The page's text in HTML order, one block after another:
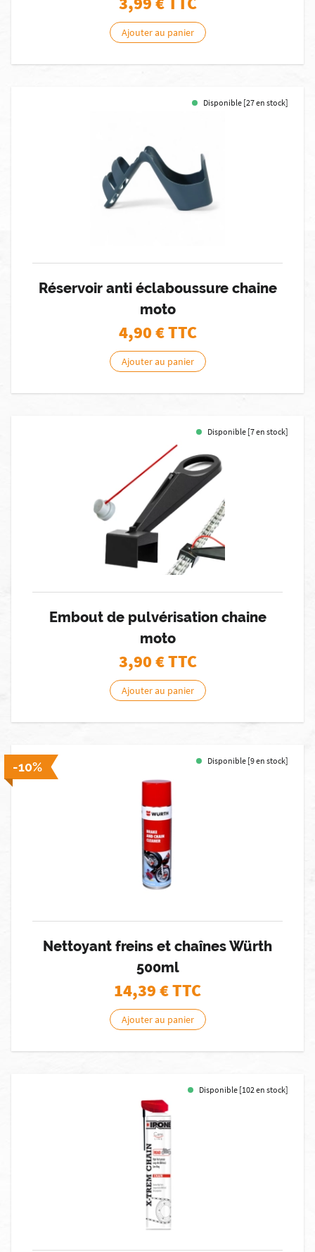
Ajouter au panier
Disponible [27 en stock]
Réservoir anti éclaboussure chaine
moto
4,90€ TTC
Ajouter au panier
Disponible [7 en stock]
Embout de pulvérisation chaine
moto
3,90€ TTC
Ajouter au panier
-10% Disponible [9 en stock]
Nettoyant freins et chaînes Würth
500ml
14,39€ TTC
Ajouter au panier
Disponible [102 en stock]